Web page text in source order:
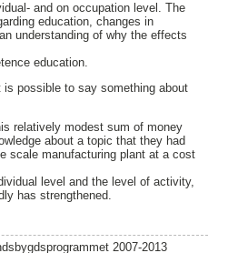
and on occupation level. The
education, changes in
understanding of why the effects
education.
possible to say something about
relatively modest sum of money
about a topic that they had
scale manufacturing plant at a cost
level and the level of activity,
has strengthened.
2007-2013